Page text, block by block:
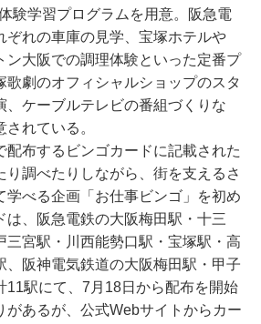
験学習プログラムを用意。阪急電
ぞれの車庫の見学、宝塚ホテルや
ン大阪での調理体験といった定番プ
歌劇のオフィシャルショップのスタ
、ケーブルテレビの番組づくりな
れている。
布するビンゴカードに記載された
り調べたりしながら、街を支えるさ
学べる企画「お仕事ビンゴ」を初め
は、阪急電鉄の大阪梅田駅・十三
三宮駅・川西能勢口駅・宝塚駅・高
、阪神電気鉄道の大阪梅田駅・甲子
11駅にて、7月18日から配布を開始
があるが、公式Webサイトからカー